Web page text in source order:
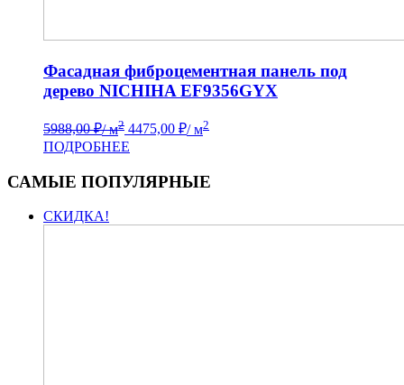
Фасадная фиброцементная панель под
дерево NICHIHA EF9356GYX
5988,00₽/ м2 4475,00 ₽/ м2
ПОДРОБНЕЕ
САМЫЕ ПОПУЛЯРНЫЕ
СКИДКА!